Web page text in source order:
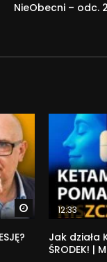
NieObecni – odc.
Watch Later
12:33
Jak działa
ŚRODEK! |